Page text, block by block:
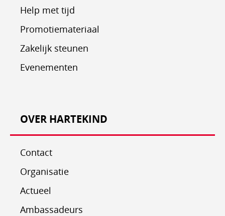
Help met tijd
Promotiemateriaal
Zakelijk steunen
Evenementen
OVER HARTEKIND
Contact
Organisatie
Actueel
Ambassadeurs